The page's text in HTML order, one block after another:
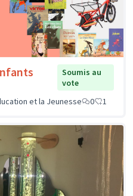
Soumis au
vote
et la Jeunesse
0 1